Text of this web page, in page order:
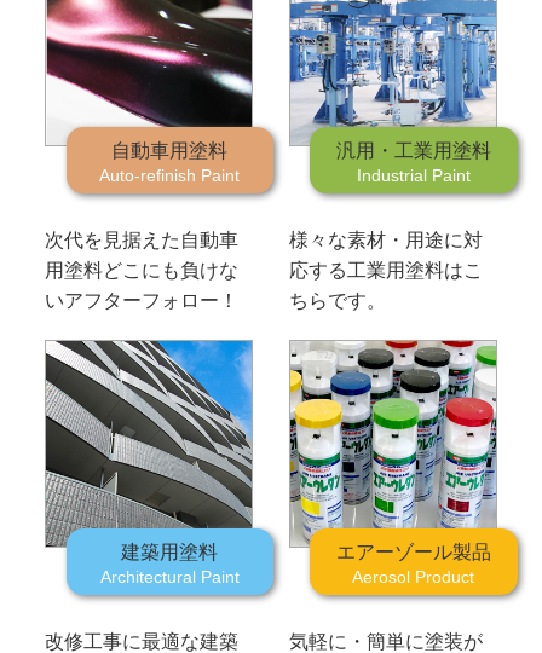
自動車用塗料
Auto-refinish Paint
次代を見据えた自動車
用塗料どこにも負けな
いアフターフォロー！
汎用・工業用塗料
Industrial Paint
様々な素材・用途に対
応する工業用塗料はこ
ちらです。
建築用塗料
Architectural Paint
改修工事に最適な建築
エアーゾール製品
Aerosol Product
気軽に・簡単に塗装が